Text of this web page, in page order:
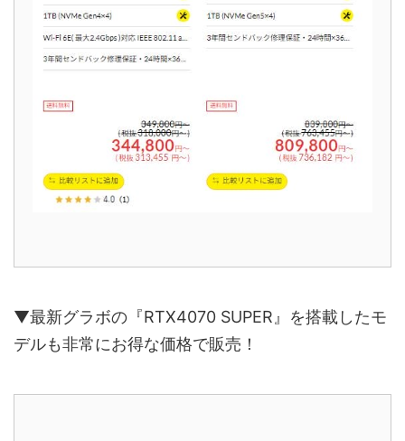
▼最新グラボの『RTX4070 SUPER』を搭載したモ
デルも非常にお得な価格で販売！